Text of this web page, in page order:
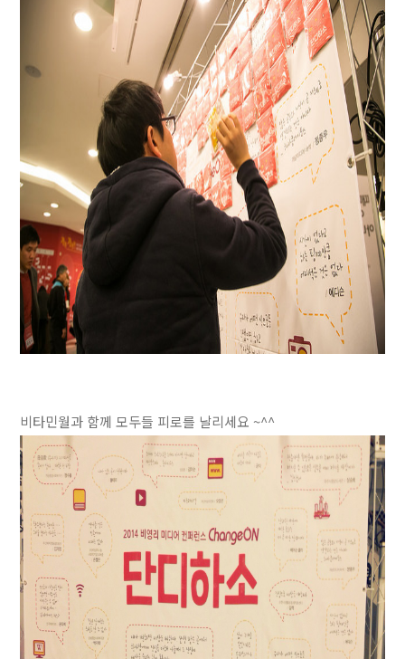
비타민월과 함께 모두들 피로를 날리세요 ~^^